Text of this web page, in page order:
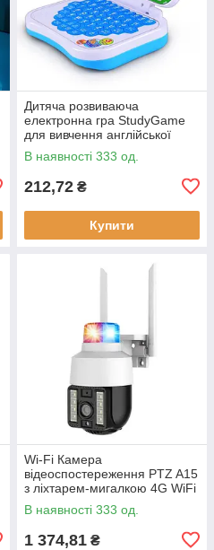
Дитяча розвиваюча
електронна гра StudyGame
для вивчення англійської
мови · Інтерактивний
комп'ютер для дитини
В наявності 333 од.
212,72 ₴
Купити
Wi-Fi Камера
відеоспостереження PTZ A15
з ліхтарем-мигалкою 4G WiFi
Вулична відеокамера з
керуванням від телефону,
В наявності 333 од.
1 374,81 ₴